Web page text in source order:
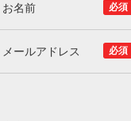
必須
お名前
必須
メールアドレス